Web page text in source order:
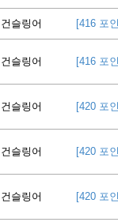
건슬링어 [416 포
건슬링어 [416 포
건슬링어 [420 포
건슬링어 [420 포
건슬링어 [420 포